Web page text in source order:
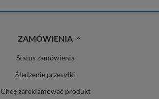
ZAMÓWIENIA
Status zamówienia
Śledzenie przesyłki
Chcę zareklamować produkt